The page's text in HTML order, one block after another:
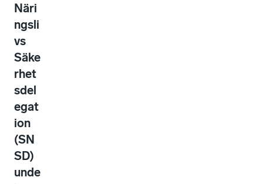
Näri
ngsli
vs
Säke
rhet
sdel
egat
ion
(SN
SD)
unde